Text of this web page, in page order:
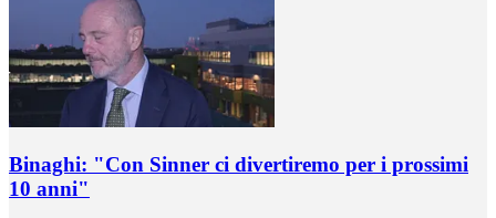
Binaghi: "Con Sinner ci divertiremo per i prossimi
10 anni"